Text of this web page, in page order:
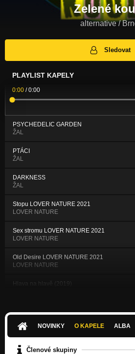
Zelené
alternative /
Sledovat
PLAYLIST KAPELY
0:00 /0:00
PSYCHEDELIC GARDEN
ŽAL
PTÁCI
ŽAL
DARKNESS
ŽAL
Stopu LOVER NATURE 2021
LOVER NATURE
Sex stromu LOVER NATURE 2021
LOVER NATURE
Old Desire LOVER NATURE 2021
LOVER NATURE
Hlava na hlavě (2019)
Mezidruhová solidarita
Nezařazeno
NOVINKY O KAPELE ALBA
Členové skupiny